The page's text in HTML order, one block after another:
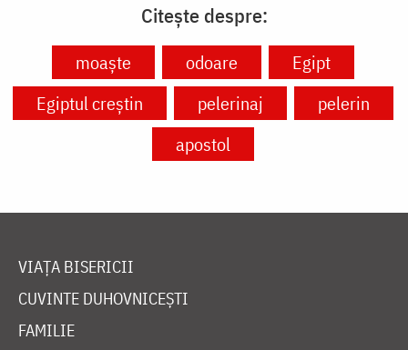
Citește despre:
moaște odoare
Egipt
Egiptul creștin
pelerinaj
pelerin
apostol
VIAȚA BISERICII
CUVINTE DUHOVNICEȘTI
FAMILIE